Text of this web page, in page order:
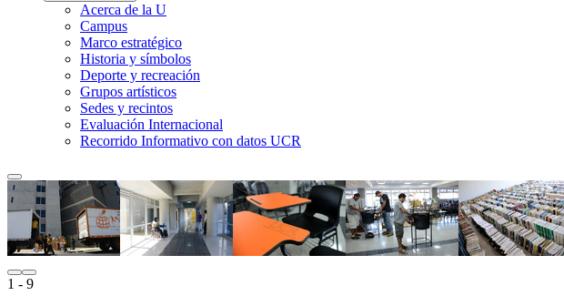
Acerca de la U
Campus
Marco estratégico
Historia y símbolos
Deporte y recreación
Grupos artísticos
Sedes y recintos
Evaluación Internacional
Recorrido Informativo con datos UCR
1 - 9